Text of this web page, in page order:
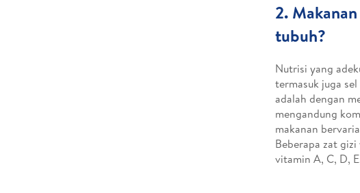
2.
tubuh?
Nutrisi yang
termasuk juga
adalah dengan
mengandung
makanan
Beberapa zat
vitamin A, C, D,